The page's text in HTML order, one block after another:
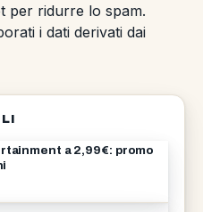
per ridurre lo spam.
i dati derivati dai
a 2,99€: promo